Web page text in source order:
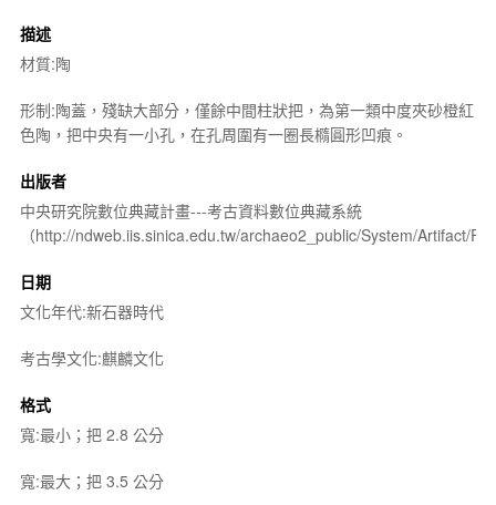
描述
材質:陶
形制:陶蓋，殘缺大部分，僅餘中間柱狀把，為第一類中度夾砂橙紅
色陶，把中央有一小孔，在孔周圍有一圈長橢圓形凹痕。
出版者
中央研究院數位典藏計畫---考古資料數位典藏系統
（http://ndweb.iis.sinica.edu.tw/archaeo2_public/System/Artifact/
日期
文化年代:新石器時代
考古學文化:麒麟文化
格式
寬:最小；把 2.8 公分
寬:最大；把 3.5 公分